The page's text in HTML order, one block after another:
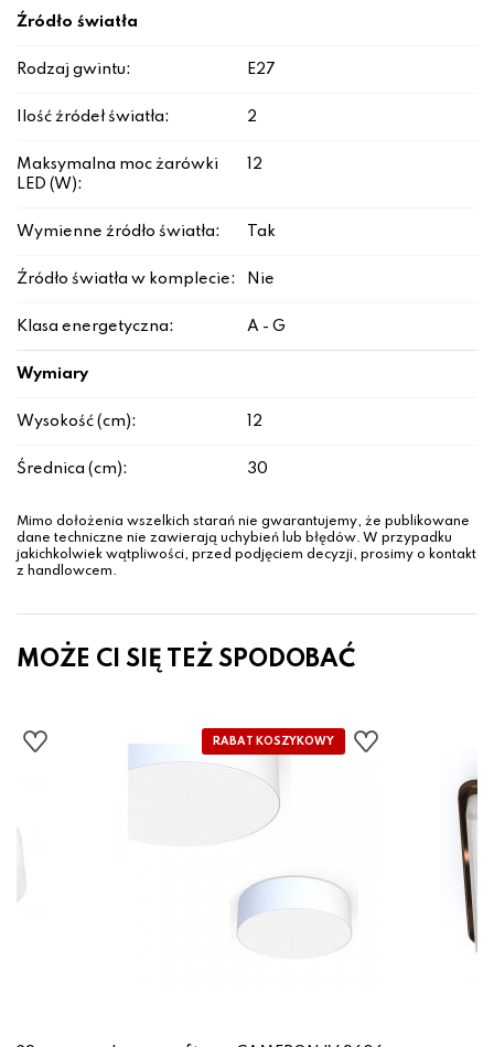
Źródło światła
Rodzaj gwintu: E27
Ilość źródeł światła: 2
Maksymalna moc żarówki
LED (W):
12
Wymienne źródło światła: Tak
Źródło światła w komplecie: Nie
Klasa energetyczna: A - G
Wymiary
Wysokość (cm): 12
Średnica (cm): 30
Mimo dołożenia wszelkich starań nie gwarantujemy, że publikowane
dane techniczne nie zawierają uchybień lub błędów. W przypadku
jakichkolwiek wątpliwości, przed podjęciem decyzji, prosimy o kontakt
z handlowcem.
MOŻE CI SIĘ TEŻ SPODOBAĆ